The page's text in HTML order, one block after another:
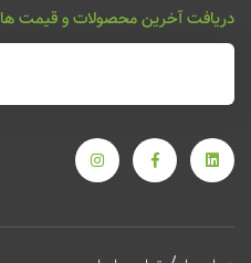
دریافت آخرین محصولات و قیمت ها